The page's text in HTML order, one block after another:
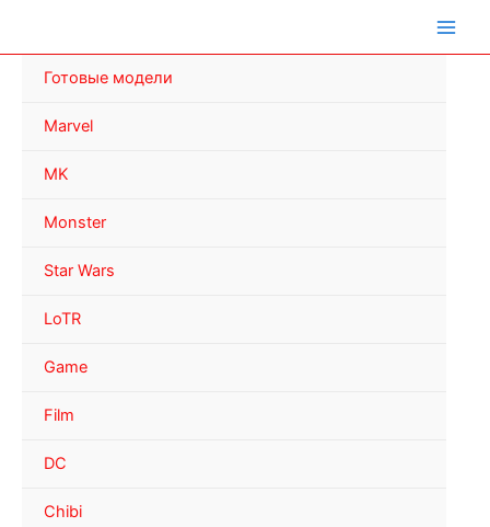
Готовые модели
Marvel
MK
Monster
Star Wars
LoTR
Game
Film
DC
Chibi